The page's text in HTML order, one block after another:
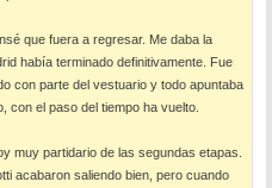
que fuera a regresar. Me daba la
había terminado definitivamente. Fue
con parte del vestuario y todo apuntaba
con el paso del tiempo ha vuelto.
muy partidario de las segundas etapas.
acabaron saliendo bien, pero cuando